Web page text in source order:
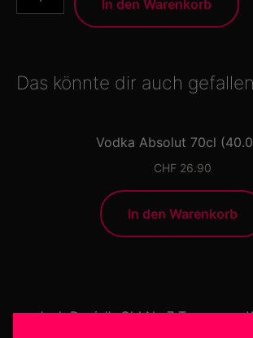
Spirits
In den Warenkorb
Das könnte dir auch
Vodka Absolut 70cl
CHF26.90
In den Warenkorb
Jack Daniel’s Old No.7 Tennessee